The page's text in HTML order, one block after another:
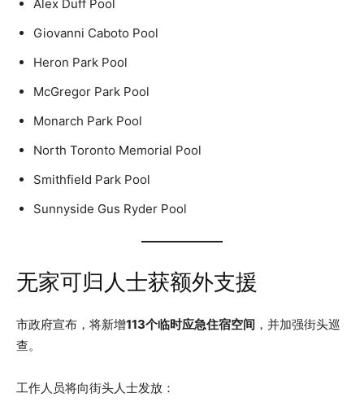
Alex Duff Pool
Giovanni Caboto Pool
Heron Park Pool
McGregor Park Pool
Monarch Park Pool
North Toronto Memorial Pool
Smithfield Park Pool
Sunnyside Gus Ryder Pool
无家可归人士获额外支援
市政府宣布，将新增113个临时应急住宿空间 ，并加强街头巡
查。
工作人员将向街头人士发放：